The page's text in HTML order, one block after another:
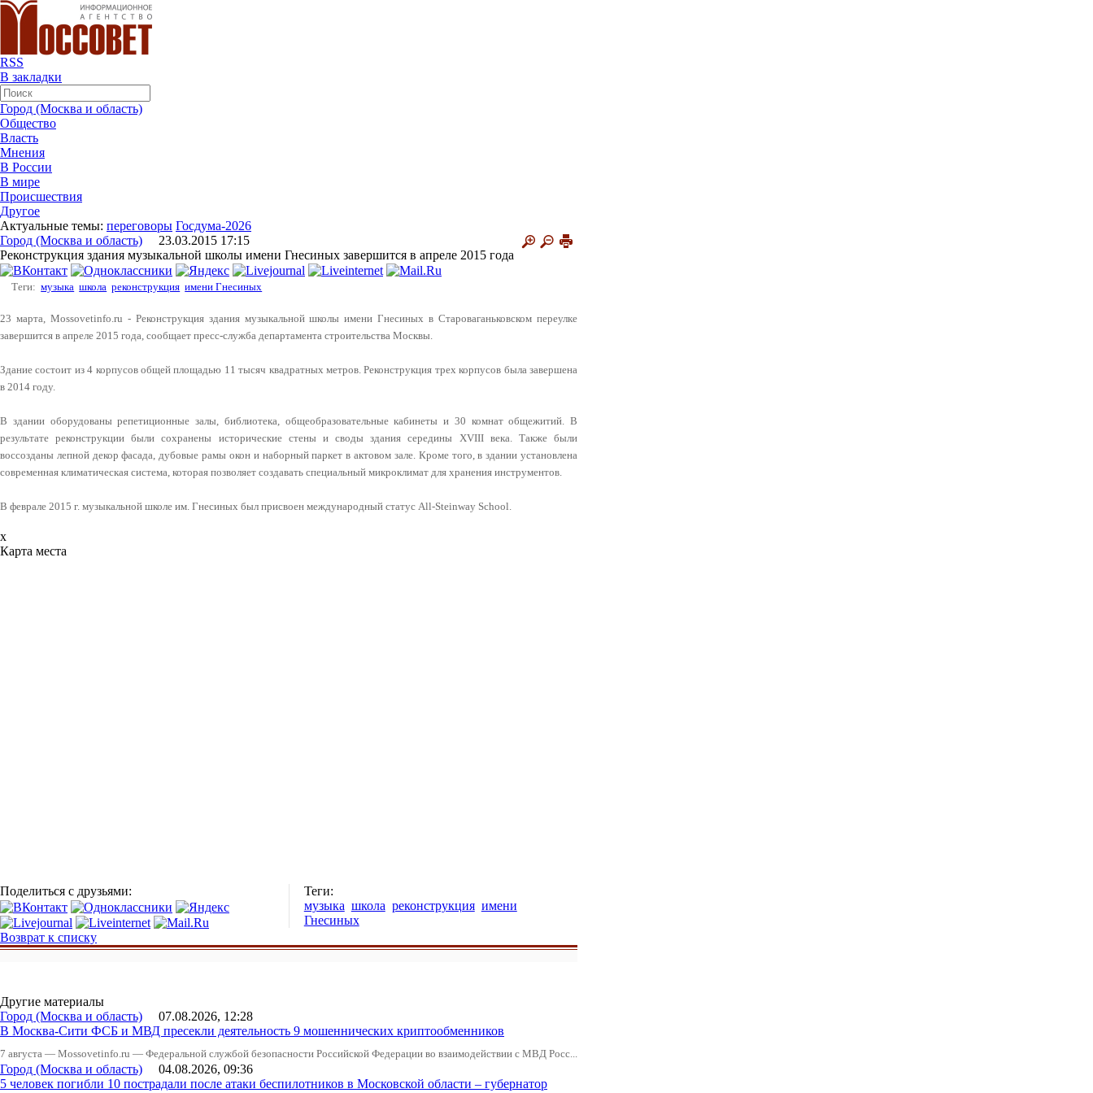
RSS
В закладки
Город (Москва и область)
Общество
Власть
Мнения
В России
В мире
Происшествия
Другое
Актуальные темы: переговоры Госдума-2026
Город (Москва и область) 23.03.2015 17:15
Реконструкция здания музыкальной школы имени Гнесиных завершится в апреле 2015 года
Теги: музыка школа реконструкция имени Гнесиных
23 марта, Mossovetinfo.ru - Реконструкция здания музыкальной школы имени Гнесиных в Староваганьковском переулке
завершится в апреле 2015 года, сообщает пресс-служба департамента строительства Москвы.
Здание состоит из 4 корпусов общей площадью 11 тысяч квадратных метров. Реконструкция трех корпусов была завершена
в 2014 году.
В здании оборудованы репетиционные залы, библиотека, общеобразовательные кабинеты и 30 комнат общежитий. В
результате реконструкции были сохранены исторические стены и своды здания середины XVIII века. Также были
воссозданы лепной декор фасада, дубовые рамы окон и наборный паркет в актовом зале. Кроме того, в здании установлена
современная климатическая система, которая позволяет создавать специальный микроклимат для хранения инструментов.
В феврале 2015 г. музыкальной школе им. Гнесиных был присвоен международный статус All-Steinway School.
x
Карта места
Поделиться с друзьями:
Теги:
музыка школа реконструкция имени
Гнесиных
Возврат к списку
Другие материалы
Город (Москва и область) 07.08.2026, 12:28
В Москва-Сити ФСБ и МВД пресекли деятельность 9 мошеннических криптообменников
7 августа — Mossovetinfo.ru — Федеральной службой безопасности Российской Федерации во взаимодействии с МВД Росс...
Город (Москва и область) 04.08.2026, 09:36
5 человек погибли 10 пострадали после атаки беспилотников в Московской области – губернатор